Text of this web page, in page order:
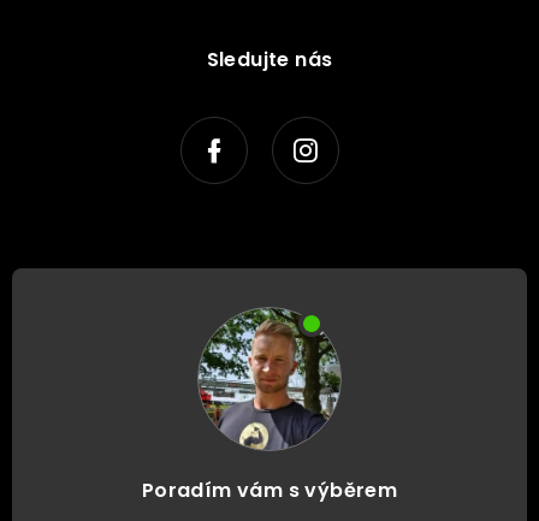
Sledujte nás
Poradím vám s výběrem